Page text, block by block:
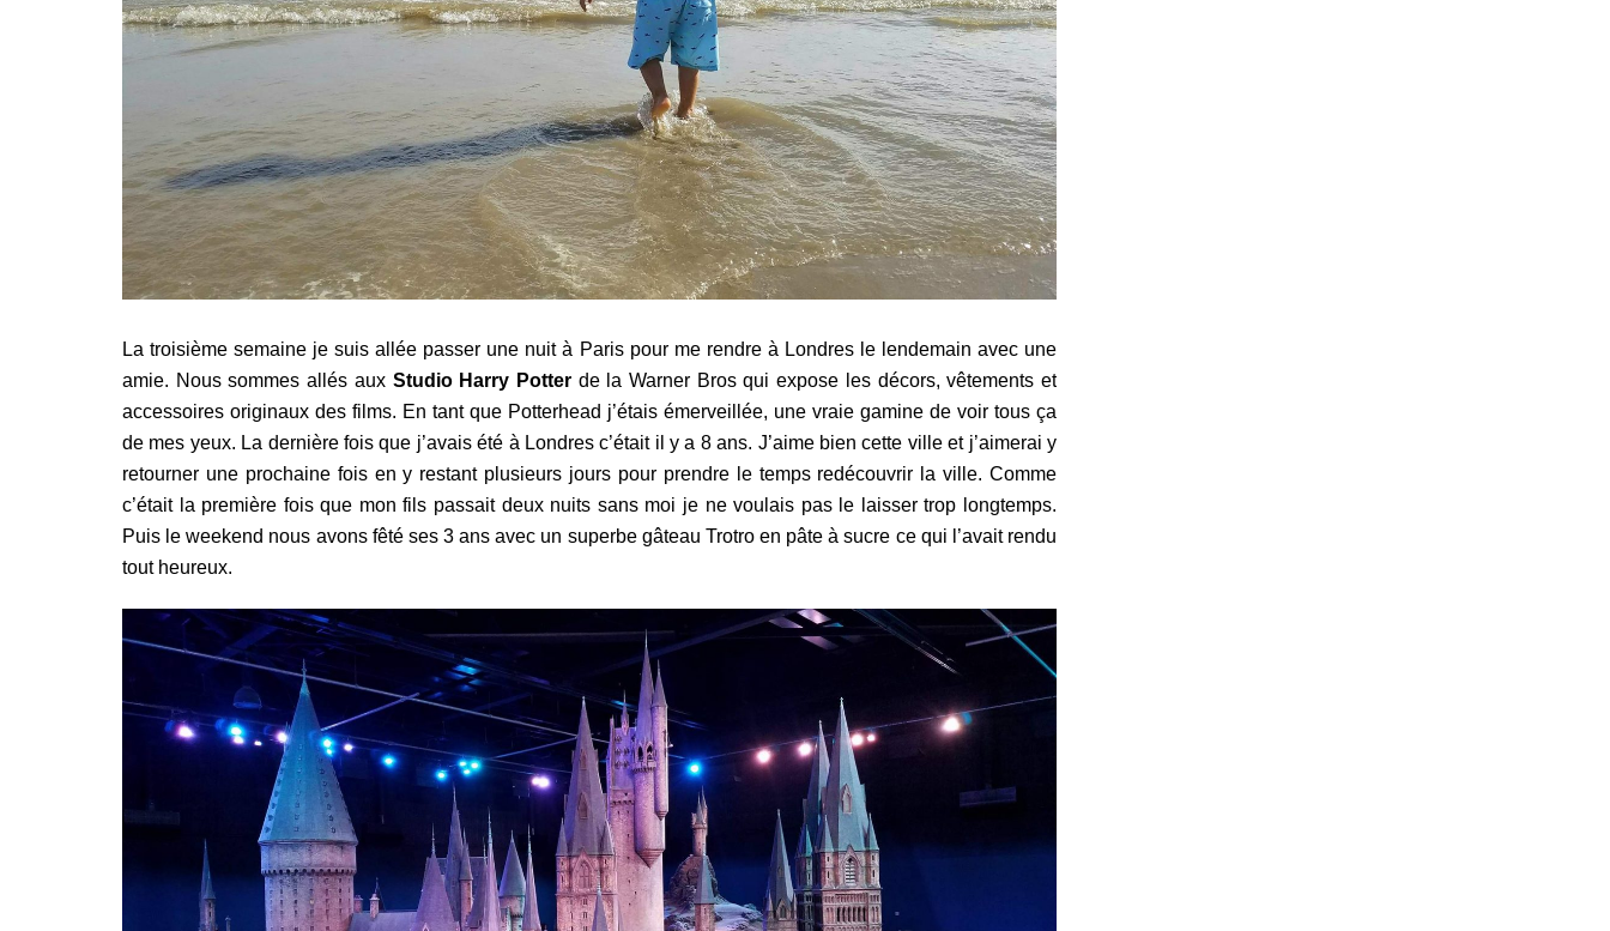
La troisième semaine je suis allée passer une nuit à Paris pour me rendre à Londres le lendemain avec une
amie. Nous sommes allés aux Studio Harry Potterde la Warner Bros qui expose les décors, vêtements et
accessoires originaux des films. En tant que Potterhead j’étais émerveillée, une vraie gamine de voir tous ça
de mes yeux. La dernière fois que j’avais été à Londres c’était il y a 8 ans. J’aime bien cette ville et j’aimerai y
retourner une prochaine fois en y restant plusieurs jours pour prendre le temps redécouvrir la ville. Comme
c’était la première fois que mon fils passait deux nuits sans moi je ne voulais pas le laisser trop longtemps.
Puis le weekend nous avons fêté ses 3 ans avec un superbe gâteau Trotro en pâte à sucre ce qui l’avait rendu
tout heureux.